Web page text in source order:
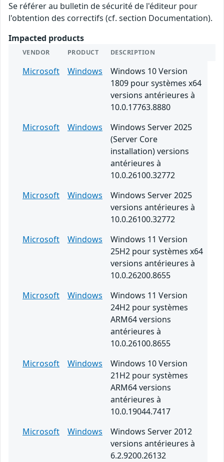
Se référer au bulletin de sécurité de l'éditeur pour
l'obtention des correctifs (cf. section Documentation).
Impacted products
VENDOR PRODUCT DESCRIPTION
Microsoft Windows
Windows 10 Version
1809 pour systèmes x64
versions antérieures à
10.0.17763.8880
Microsoft
Windows
Windows Server 2025
(Server Core
installation) versions
antérieures à
10.0.26100.32772
Microsoft
Windows
Windows Server 2025
versions antérieures à
10.0.26100.32772
Microsoft
Windows
Windows 11 Version
25H2 pour systèmes x64
versions antérieures à
10.0.26200.8655
Microsoft
Windows
Windows 11 Version
24H2 pour systèmes
ARM64 versions
antérieures à
10.0.26100.8655
Microsoft
Windows
Windows 10 Version
21H2 pour systèmes
ARM64 versions
antérieures à
10.0.19044.7417
Microsoft
Windows
Windows Server 2012
versions antérieures à
6.2.9200.26132